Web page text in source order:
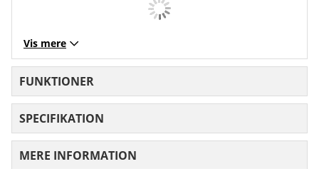
Vis mere
FUNKTIONER
SPECIFIKATION
MERE INFORMATION